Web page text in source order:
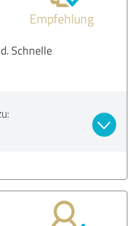
Empfehlung
Schnelle